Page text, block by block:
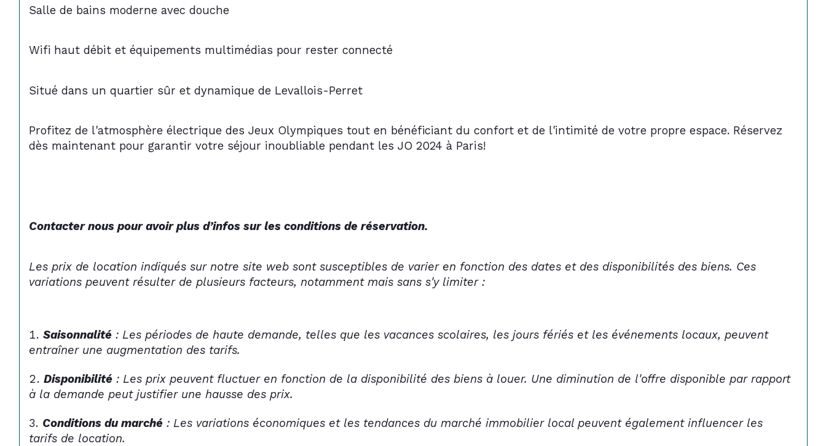
Salle de bains moderne avec douche
Wifi haut débit et équipements multimédias pour rester connecté
Situé dans un quartier sûr et dynamique de Levallois-Perret
Profitez de l'atmosphère électrique des Jeux Olympiques tout en bénéficiant du confort et de l'intimité de votre propre espace. Réservez
dès maintenant pour garantir votre séjour inoubliable pendant les JO 2024 à Paris!
Contacter nous pour avoir plus d’infos sur les conditions de réservation.
Les prix de location indiqués sur notre site web sont susceptibles de varier en fonction des dates et des disponibilités des biens. Ces
variations peuvent résulter de plusieurs facteurs, notamment mais sans s'y limiter :
Saisonnalité : Les périodes de haute demande, telles que les vacances scolaires, les jours fériés et les événements locaux, peuvent
entraîner une augmentation des tarifs.
Disponibilité : Les prix peuvent fluctuer en fonction de la disponibilité des biens à louer. Une diminution de l'offre disponible par rapport
à la demande peut justifier une hausse des prix.
Conditions du marché : Les variations économiques et les tendances du marché immobilier local peuvent également influencer les
tarifs de location.